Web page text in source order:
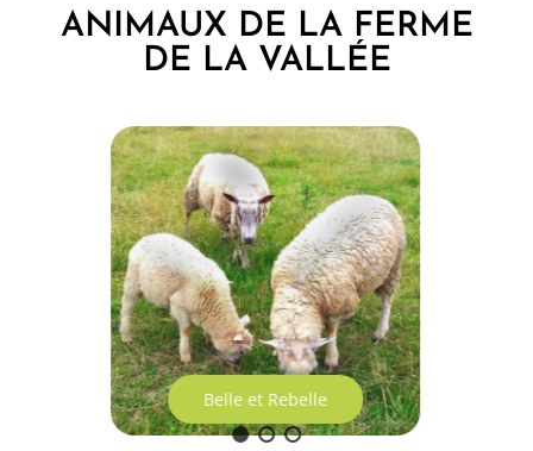
ANIMAUX DE LA FERME
DE LA VALLÉE
Belle et Rebelle